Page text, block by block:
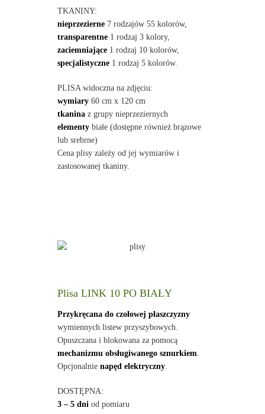
TKANINY:
nieprzezierne7 rodzajów 55 kolorów,
transparentne1 rodzaj 3 kolory,
zaciemniające1 rodzaj 10 kolorów,
specjalistyczne1 rodzaj 5 kolorów.
PLISA widoczna na zdjęciu:
wymiary60 cm x 120 cm
tkaninaz grupy nieprzeziernych
elementybiałe (dostępne również brązowe
lub srebrne)
Cena plisy zależy od jej wymiarów i
zastosowanej tkaniny.
Plisa LINK 10 PO BIAŁY
Przykręcana do czołowej płaszczyzny
wymiennych listew przyszybowych.
Opuszczana i blokowana za pomocą
mechanizmu obsługiwanego sznurkiem.
Opcjonalnie napęd elektryczny.
DOSTĘPNA:
3 – 5 dniod pomiaru